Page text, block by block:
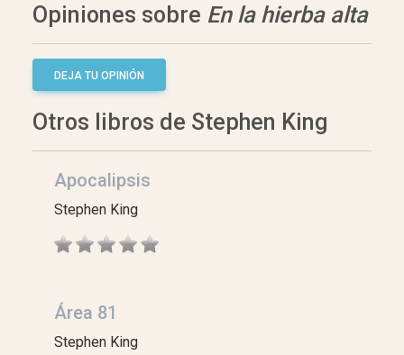
Opiniones sobre En la hierba alta
DEJA TU OPINIÓN
Otros libros de Stephen King
Apocalipsis
Stephen King
Área 81
Stephen King